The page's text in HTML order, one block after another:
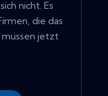
nicht. Es
die das
müssen jetzt